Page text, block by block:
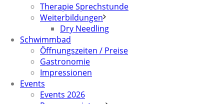
Therapie Sprechstunde
Weiterbildungen
Dry Needling
Schwimmbad
Öffnungszeiten / Preise
Gastronomie
Impressionen
Events
Events 2026